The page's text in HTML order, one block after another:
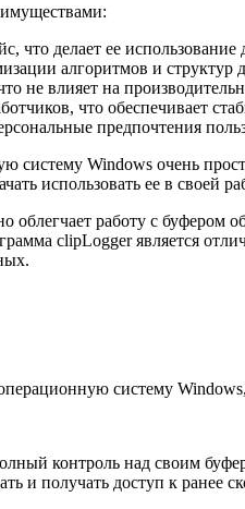
что делает ее
алгоритмов и структур
не влияет на
что обеспечивает
предпочтения
Windows очень
использовать ее в своей
работу с буфером
clipLogger является
систему
контроль над своим
и получать доступ к ранее